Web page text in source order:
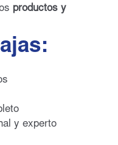
productos y
y experto